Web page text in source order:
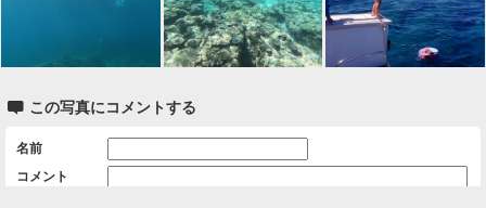
 この写真にコメントする
名前
コメント